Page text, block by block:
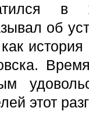
в
об
этот